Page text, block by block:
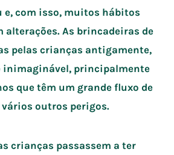
e, com isso, muitos hábitos
alterações. As brincadeiras de
pelas crianças antigamente,
inimaginável, principalmente
que têm um grande fluxo de
outros perigos.
crianças passassem a ter